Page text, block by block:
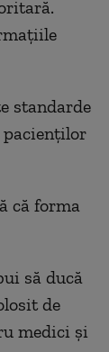
standarde
pacienților
că forma
să ducă
de
medici și